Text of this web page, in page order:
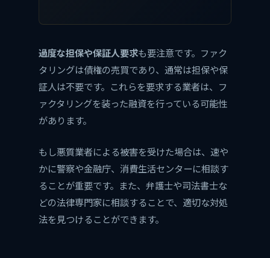
過度な担保や保証人要求も要注意です。ファク
タリングは債権の売買であり、通常は担保や保
証人は不要です。これらを要求する業者は、フ
ァクタリングを装った融資を行っている可能性
があります。
もし悪質業者による被害を受けた場合は、速や
かに警察や金融庁、消費生活センターに相談す
ることが重要です。また、弁護士や司法書士な
どの法律専門家に相談することで、適切な対処
法を見つけることができます。